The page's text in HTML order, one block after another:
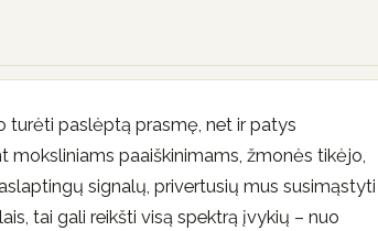
turėti paslėptą prasmę, net ir patys
moksliniams paaiškinimams, žmonės tikėjo,
signalų, privertusių mus susimąstyti
tai gali reikšti visą spektrą įvykių – nuo